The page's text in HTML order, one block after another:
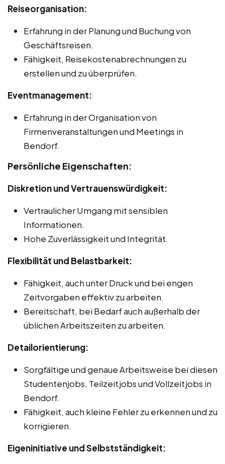
Reiseorganisation:
Erfahrung in der Planung und Buchung von
Geschäftsreisen.
Fähigkeit, Reisekostenabrechnungen zu
erstellen und zu überprüfen.
Eventmanagement:
Erfahrung in der Organisation von
Firmenveranstaltungen und Meetings in
Bendorf.
Persönliche Eigenschaften:
Diskretion und Vertrauenswürdigkeit:
Vertraulicher Umgang mit sensiblen
Informationen.
Hohe Zuverlässigkeit und Integrität.
Flexibilität und Belastbarkeit:
Fähigkeit, auch unter Druck und bei engen
Zeitvorgaben effektiv zu arbeiten.
Bereitschaft, bei Bedarf auch außerhalb der
üblichen Arbeitszeiten zu arbeiten.
Detailorientierung:
Sorgfältige und genaue Arbeitsweise bei diesen
Studentenjobs, Teilzeitjobs und Vollzeitjobs in
Bendorf.
Fähigkeit, auch kleine Fehler zu erkennen und zu
korrigieren.
Eigeninitiative und Selbstständigkeit: